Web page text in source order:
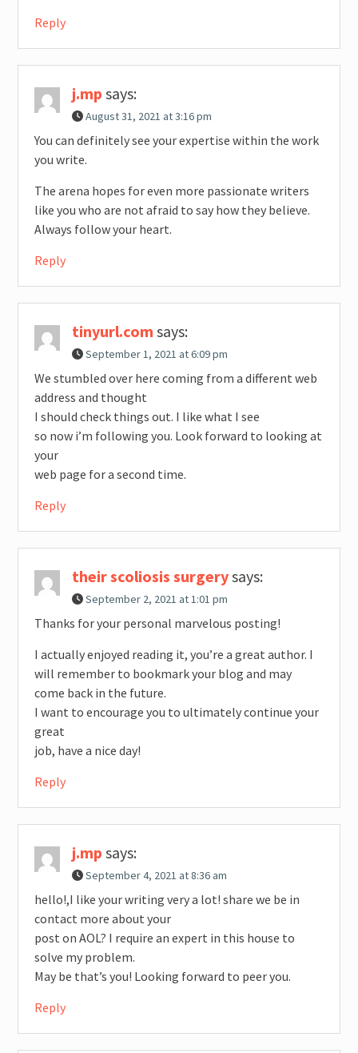
Reply
j.mp says:
August 31, 2021 at 3:16 pm
You can definitely see your expertise within the work
you write.
The arena hopes for even more passionate writers
like you who are not afraid to say how they believe.
Always follow your heart.
Reply
tinyurl.com says:
September 1, 2021 at 6:09 pm
We stumbled over here coming from a different web
address and thought
I should check things out. I like what I see
so now i’m following you. Look forward to looking at
your
web page for a second time.
Reply
their scoliosis surgerysays:
September 2, 2021 at 1:01 pm
Thanks for your personal marvelous posting!
I actually enjoyed reading it, you’re a great author. I
will remember to bookmark your blog and may
come back in the future.
I want to encourage you to ultimately continue your
great
job, have a nice day!
Reply
j.mp says:
September 4, 2021 at 8:36 am
hello!,I like your writing very a lot! share we be in
contact more about your
post on AOL? I require an expert in this house to
solve my problem.
May be that’s you! Looking forward to peer you.
Reply